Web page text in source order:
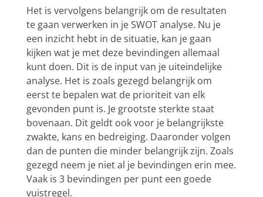
Het is vervolgens belangrijk om de resultaten
te gaan verwerken in je SWOT analyse. Nu je
een inzicht hebt in de situatie, kan je gaan
kijken wat je met deze bevindingen allemaal
kunt doen. Dit is de input van je uiteindelijke
analyse. Het is zoals gezegd belangrijk om
eerst te bepalen wat de prioriteit van elk
gevonden punt is. Je grootste sterkte staat
bovenaan. Dit geldt ook voor je belangrijkste
zwakte, kans en bedreiging. Daaronder volgen
dan de punten die minder belangrijk zijn. Zoals
gezegd neem je niet al je bevindingen erin mee.
Vaak is 3 bevindingen per punt een goede
vuistregel.